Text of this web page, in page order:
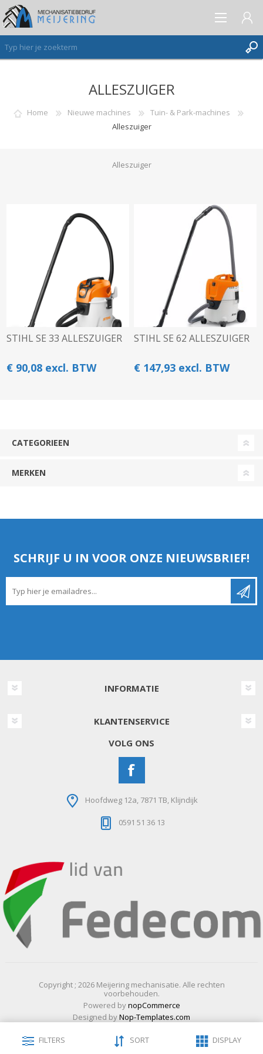
AANMELDEN ALS NIEUWE KLANT
INLOGGEN
ALLESZUIGER
Home Nieuwe machines
Tuin- & Park-machines
Alleszuiger
Alleszuiger
STIHL SE 33 ALLESZUIGER
€ 90,08 excl. BTW
STIHL SE 62 ALLESZUIGER
€ 147,93 excl. BTW
CATEGORIEEN
MERKEN
SCHRIJF U IN VOOR ONZE NIEUWSBRIEF!
INFORMATIE
KLANTENSERVICE
VOLG ONS
Hoofdweg 12a, 7871 TB, Klijndijk
0591 51 36 13
Copyright ; 2026 Meijering mechanisatie. Alle rechten
voorbehouden.
Powered bynopCommerce
Designed byNop-Templates.com
FILTERS SORT DISPLAY